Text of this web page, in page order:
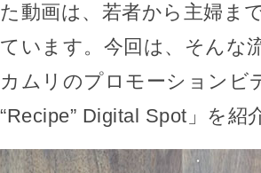
た動画は、若者から主婦ま
ています。今回は、そんな
カムリのプロモーションビ
“Recipe” Digital Spot」を